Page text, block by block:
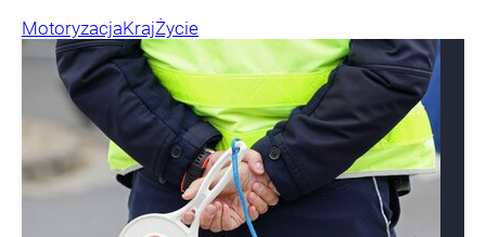
MotoryzacjaKrajŻycie